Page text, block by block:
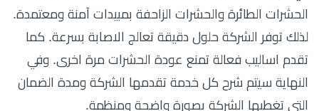
الحشرات الطائرة والحشرات الزاحفة بمبيدات آمنة ومعتمدة.
لذلك توفر الشركة حلول دقيقة تعالج الاصابة بسرعة. كما
تقدم اساليب فعالة تمنع عودة الحشرات مرة اخرى. وفي
النهاية سيتم شرح كل خدمة تقدمها الشركة ومدة الضمان
التي تغطيها الشركة بصورة واضحة ومنظمة.